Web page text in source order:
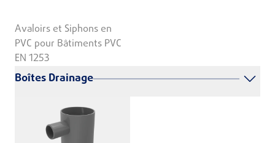
Avaloirs et Siphons en
PVC pour Bâtiments PVC
EN 1253
Boîtes Drainage